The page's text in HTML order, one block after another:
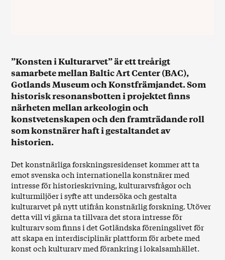
”Konsten i Kulturarvet” är ett treårigt
samarbete mellan Baltic Art Center (BAC),
Gotlands Museum och Konstfrämjandet. Som
historisk resonansbotten i projektet finns
närheten mellan arkeologin och
konstvetenskapen och den framträdande roll
som konstnärer haft i gestaltandet av
historien.
Det konstnärliga forskningsresidenset kommer att ta
emot svenska och internationella konstnärer med
intresse för historieskrivning, kulturarvsfrågor och
kulturmiljöer i syfte att undersöka och gestalta
kulturarvet på nytt utifrån konstnärlig forskning. Utöver
detta vill vi gärna ta tillvara det stora intresse för
kulturarv som finns i det Gotländska föreningslivet för
att skapa en interdisciplinär plattform för arbete med
konst och kulturarv med förankring i lokalsamhället.